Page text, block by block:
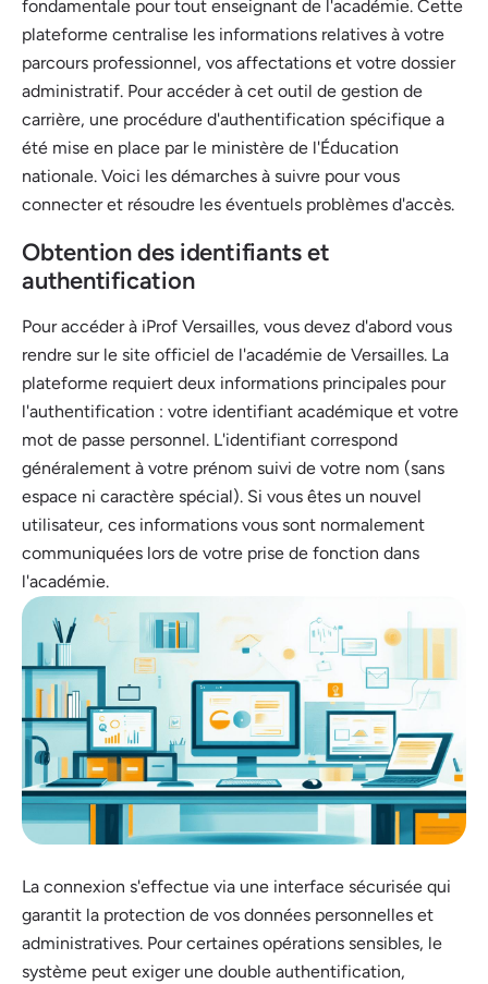
fondamentale pour tout enseignant de l'académie. Cette
plateforme centralise les informations relatives à votre
parcours professionnel, vos affectations et votre dossier
administratif. Pour accéder à cet outil de gestion de
carrière, une procédure d'authentification spécifique a
été mise en place par le ministère de l'Éducation
nationale. Voici les démarches à suivre pour vous
connecter et résoudre les éventuels problèmes d'accès.
Obtention des identifiants et
authentification
Pour accéder à iProf Versailles, vous devez d'abord vous
rendre sur le site officiel de l'académie de Versailles. La
plateforme requiert deux informations principales pour
l'authentification : votre identifiant académique et votre
mot de passe personnel. L'identifiant correspond
généralement à votre prénom suivi de votre nom (sans
espace ni caractère spécial). Si vous êtes un nouvel
utilisateur, ces informations vous sont normalement
communiquées lors de votre prise de fonction dans
l'académie.
La connexion s'effectue via une interface sécurisée qui
garantit la protection de vos données personnelles et
administratives. Pour certaines opérations sensibles, le
système peut exiger une double authentification,